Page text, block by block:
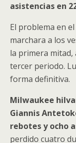
asistencias en
El problema en
marchara a los
la primera
tercer periodo.
forma definitiva.
Milwaukee
Giannis
rebotes y ocho
perdido cuatro